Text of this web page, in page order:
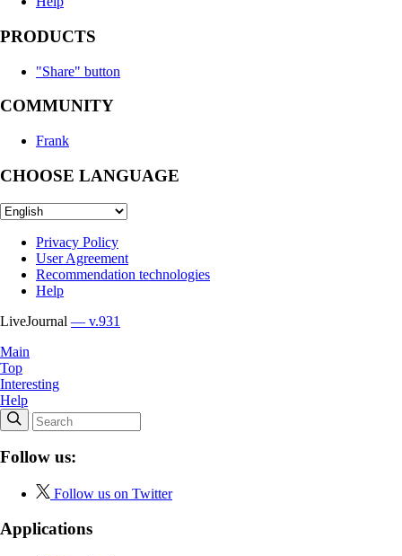
PRODUCTS
"Share" button
COMMUNITY
Frank
CHOOSE LANGUAGE
Privacy Policy
User Agreement
Recommendation technologies
Help
LiveJournal — v.931
Main
Top
Interesting
Help
Follow us:
Follow us on Twitter
Applications